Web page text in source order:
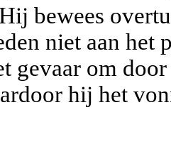
bewees
niet aan het
gevaar om
hij het